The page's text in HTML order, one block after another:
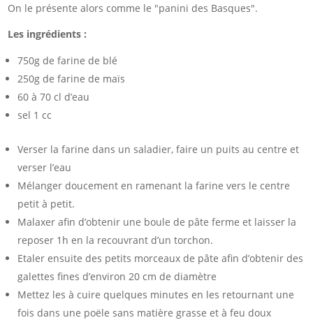
On le présente alors comme le "panini des Basques".
Les ingrédients :
750g de farine de blé
250g de farine de maïs
60 à 70 cl d’eau
sel 1 cc
Verser la farine dans un saladier, faire un puits au centre et
verser l’eau
Mélanger doucement en ramenant la farine vers le centre
petit à petit.
Malaxer afin d’obtenir une boule de pâte ferme et laisser la
reposer 1h en la recouvrant d’un torchon.
Etaler ensuite des petits morceaux de pâte afin d’obtenir des
galettes fines d’environ 20 cm de diamètre
Mettez les à cuire quelques minutes en les retournant une
fois dans une poële sans matière grasse et à feu doux